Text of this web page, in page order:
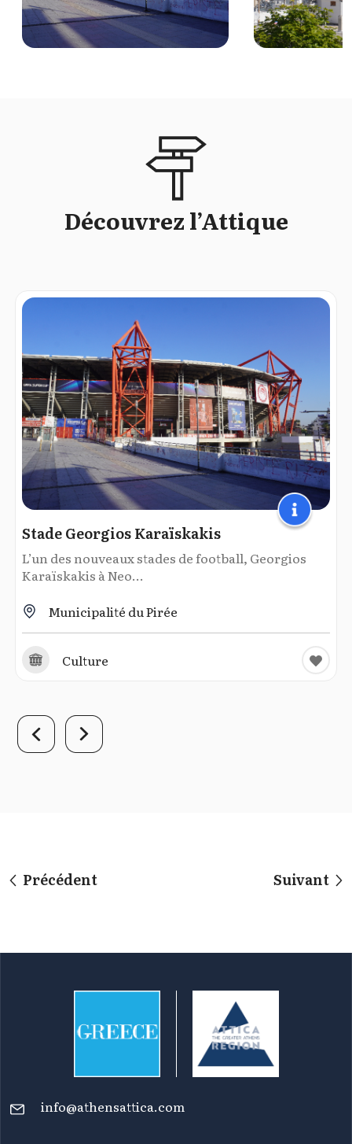
Découvrez l’Attique
Stade Georgios Karaïskakis
L’un des nouveaux stades de football, Georgios
Karaïskakis à Neo...
Municipalité du Pirée
Culture
Précédent Suivant
info@athensattica.com